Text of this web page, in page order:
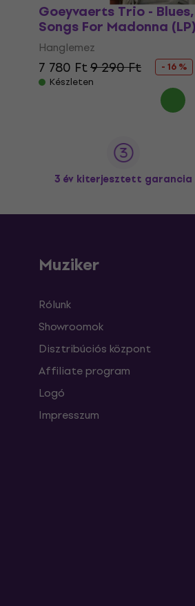
Goeyvaerts Trio -
Songs For Madonna (LP)
Hanglemez
7 780 Ft9 290 Ft
- 16 %
Készleten
3 év kiterjesztett garancia
Muziker
Rólunk
Showroomok
Disztribúciós központ
Affiliate program
Logó
Impresszum